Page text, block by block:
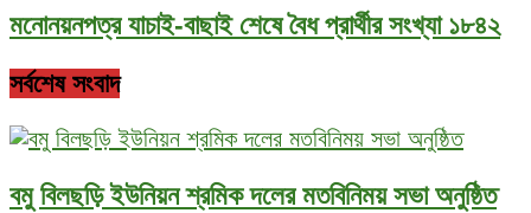
মনোনয়নপত্র যাচাই-বাছাই শেষে বৈধ প্রার্থীর সংখ্যা ১৮৪২
সর্বশেষ সংবাদ
বমু বিলছড়ি ইউনিয়ন শ্রমিক দলের মতবিনিময় সভা অনুষ্ঠিত